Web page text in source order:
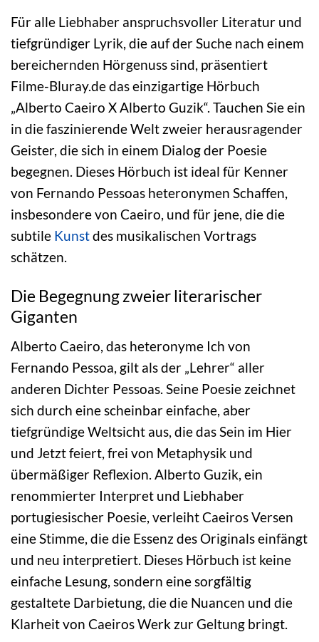
Für alle Liebhaber anspruchsvoller Literatur und
tiefgründiger Lyrik, die auf der Suche nach einem
bereichernden Hörgenuss sind, präsentiert
Filme-Bluray.de das einzigartige Hörbuch
„Alberto Caeiro X Alberto Guzik“. Tauchen Sie ein
in die faszinierende Welt zweier herausragender
Geister, die sich in einem Dialog der Poesie
begegnen. Dieses Hörbuch ist ideal für Kenner
von Fernando Pessoas heteronymen Schaffen,
insbesondere von Caeiro, und für jene, die die
subtile Kunstdes musikalischen Vortrags
schätzen.
Die Begegnung zweier literarischer
Giganten
Alberto Caeiro, das heteronyme Ich von
Fernando Pessoa, gilt als der „Lehrer“ aller
anderen Dichter Pessoas. Seine Poesie zeichnet
sich durch eine scheinbar einfache, aber
tiefgründige Weltsicht aus, die das Sein im Hier
und Jetzt feiert, frei von Metaphysik und
übermäßiger Reflexion. Alberto Guzik, ein
renommierter Interpret und Liebhaber
portugiesischer Poesie, verleiht Caeiros Versen
eine Stimme, die die Essenz des Originals einfängt
und neu interpretiert. Dieses Hörbuch ist keine
einfache Lesung, sondern eine sorgfältig
gestaltete Darbietung, die die Nuancen und die
Klarheit von Caeiros Werk zur Geltung bringt.